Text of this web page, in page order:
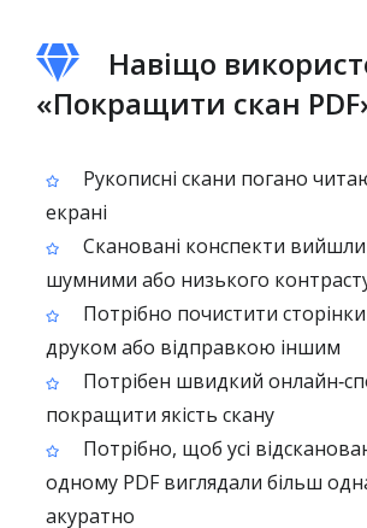
Навіщо
«Покращити скан
Рукописні скани погано
екрані
Скановані конспекти
шумними або низького
Потрібно почистити
друком або відправкою іншим
Потрібен швидкий
покращити якість скану
Потрібно, щоб усі
одному PDF виглядали більш
акуратно